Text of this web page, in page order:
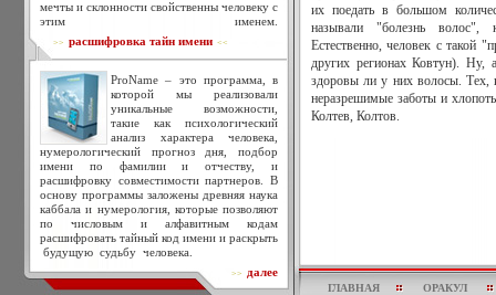
мечты и склонности свойственны человеку с
этим именем.
>> расшифровка тайн имени <<
ProName – это программа, в
которой мы реализовали
уникальные возможности,
такие как психологический
анализ характера человека,
нумерологический прогноз дня, подбор
имени по фамилии и отчеству, и
расшифровку совместимости партнеров. В
основу программы заложены древняя наука
каббала и нумерология, которые позволяют
по числовым и алфавитным кодам
расшифровать тайный код имени и раскрыть
будущую судьбу человека.
>> далее
их поедать в большом
называли "болезнь волос",
Естественно, человек с такой
других регионах Ковтун). Ну,
здоровы ли у них волосы. Тех,
неразрешимые заботы и
Колтев, Колтов.
ГЛАВНАЯ ОРАКУЛ